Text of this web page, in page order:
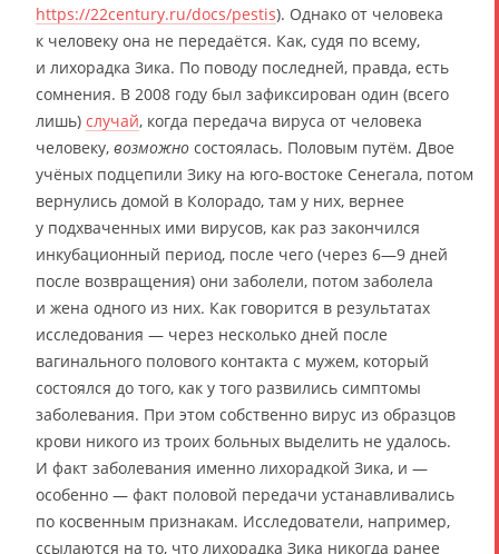
https://22century.ru/docs/pestis). Однако от человека
к человеку она не передаётся. Как, судя по всему,
и лихорадка Зика. По поводу последней, правда, есть
сомнения. В 2008 году был зафиксирован один (всего
лишь) случай, когда передача вируса от человека
человеку, возможно состоялась. Половым путём. Двое
учёных подцепили Зику на юго-востоке Сенегала, потом
вернулись домой в Колорадо, там у них, вернее
у подхваченных ими вирусов, как раз закончился
инкубационный период, после чего (через 6—9 дней
после возвращения) они заболели, потом заболела
и жена одного из них. Как говорится в результатах
исследования — через несколько дней после
вагинального полового контакта с мужем, который
состоялся до того, как у того развились симптомы
заболевания. При этом собственно вирус из образцов
крови никого из троих больных выделить не удалось.
И факт заболевания именно лихорадкой Зика, и —
особенно — факт половой передачи устанавливались
по косвенным признакам. Исследователи, например,
ссылаются на то, что лихорадка Зика никогда ранее